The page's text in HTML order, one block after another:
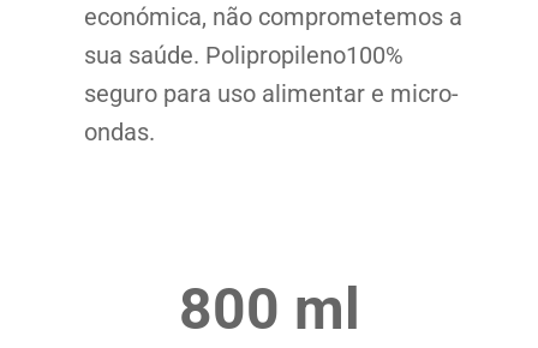
económica, não comprometemos a
sua saúde. Polipropileno100%
seguro para uso alimentar e micro-
ondas.
800 ml